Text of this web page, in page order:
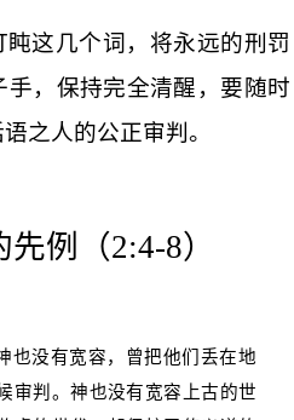
盹这几个词，将永远的刑罚
，保持完全清醒，要随时
之人的公正审判。
先例（2:4-8）
也没有宽容，曾把他们丢在地
审判。神也没有宽容上古的世